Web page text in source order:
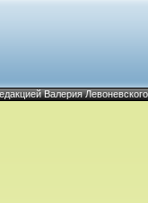
Валерия Левоневского